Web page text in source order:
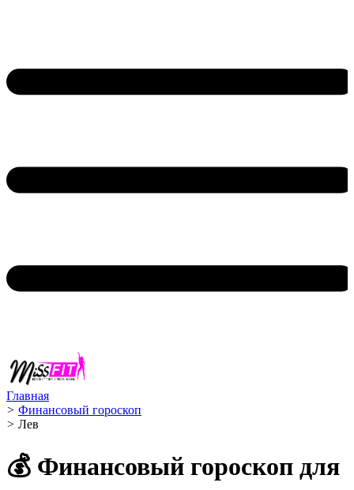
Главная
> Финансовый гороскоп
> Лев ️
💰 Финансовый гороскоп для